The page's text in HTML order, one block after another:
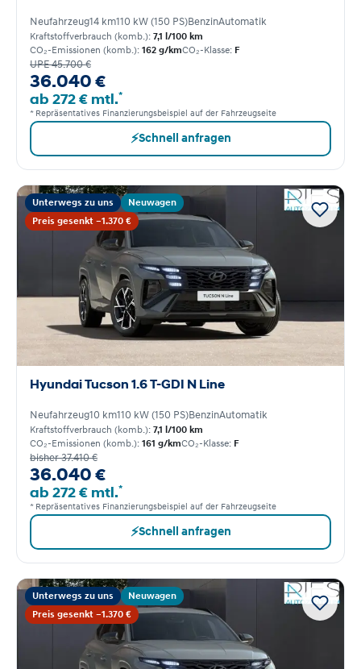
Neufahrzeug14 km110 kW (150 PS)BenzinAutomatik
Kraftstoffverbrauch (komb.): 7,1 l/100 km
CO₂-Emissionen (komb.): 162 g/kmCO₂-Klasse: F
UPE 45.700 €
36.040 €
ab 272 € mtl.*
* Repräsentatives Finanzierungsbeispiel auf der Fahrzeugseite
⚡Schnell anfragen
Unterwegs zu uns
Neuwagen
Preis gesenkt −1.370 €
Hyundai Tucson 1.6 T-GDI N Line
Neufahrzeug10 km110 kW (150 PS)BenzinAutomatik
Kraftstoffverbrauch (komb.): 7,1 l/100 km
CO₂-Emissionen (komb.): 161 g/kmCO₂-Klasse: F
bisher 37.410 €
36.040 €
ab 272 € mtl.*
* Repräsentatives Finanzierungsbeispiel auf der Fahrzeugseite
⚡Schnell anfragen
Unterwegs zu uns
Neuwagen
Preis gesenkt −1.370 €